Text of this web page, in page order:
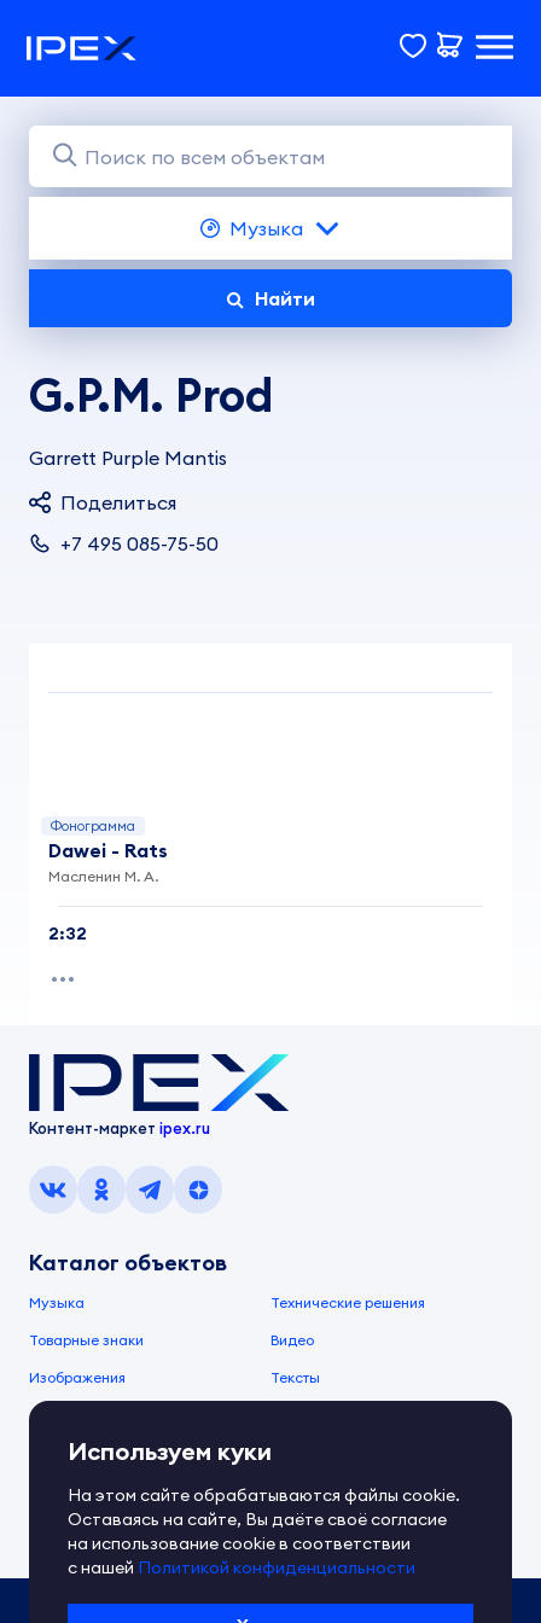
Музыка
Найти
G.P.M. Prod
Garrett Purple Mantis
Поделиться
+7 495 085-75-50
Фонограмма
Dawei - Rats
Масленин М. А.
2:32
Контент-маркет ipex.ru
Каталог объектов
Музыка Технические решения
Товарные знаки Видео
Изображения Тексты
О компании
О сервисе
Документы IPEX Справочный центр
Контакты Обратная связь
Политика IPEX по обработке ПД
Используем куки
На этом сайте обрабатываются файлы cookie.
Оставаясь на сайте, Вы даёте своё согласие
на использование cookie в соответствии
с нашей Политикой конфиденциальности